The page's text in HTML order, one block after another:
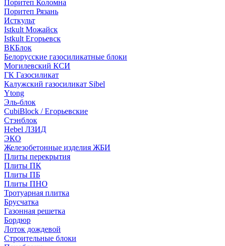
Поритеп Коломна
Поритеп Рязань
Исткульт
Istkult Можайск
Istkult Егорьевск
ВКБлок
Белорусские газосиликатные блоки
Могилевский КСИ
ГК Газосиликат
Калужский газосиликат Sibel
Ytong
Эль-блок
CubiBlock / Егорьевские
Стэнблок
Hebel ЛЗИД
ЭКО
Железобетонные изделия ЖБИ
Плиты перекрытия
Плиты ПК
Плиты ПБ
Плиты ПНО
Тротуарная плитка
Брусчатка
Газонная решетка
Бордюр
Лоток дождевой
Строительные блоки